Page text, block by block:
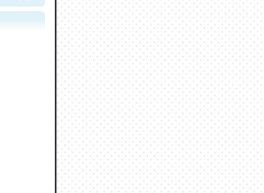
と前
かり